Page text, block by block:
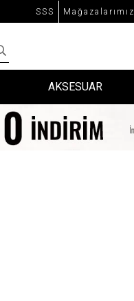
SSS Mağazalarımız
AKSESUAR